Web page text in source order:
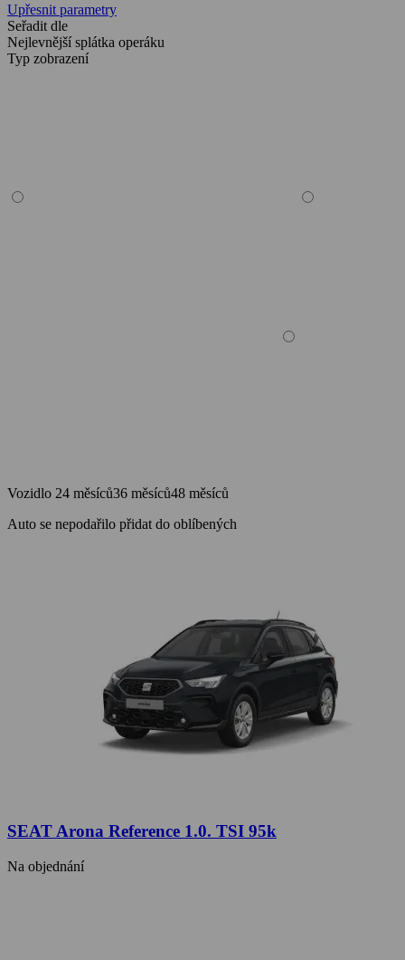
Upřesnit parametry
Seřadit dle
Nejlevnější splátka operáku
Typ zobrazení
Vozidlo 24 měsíců36 měsíců48 měsíců
Auto se nepodařilo přidat do oblíbených
SEAT Arona Reference 1.0. TSI 95k
Na objednání